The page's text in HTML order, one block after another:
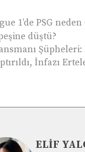
1’de PSG
düştü?
Şüpheleri:
İnfazı
ELIF